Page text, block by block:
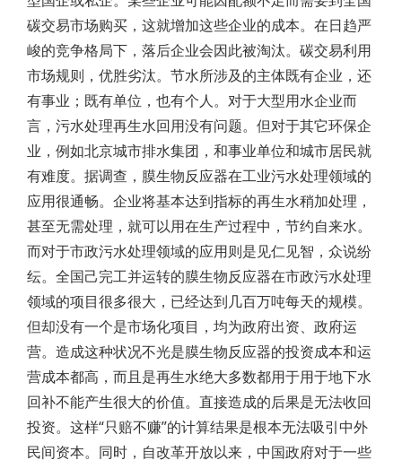
碳交易市场购买，这就增加这些企业的成本。在日趋严
峻的竞争格局下，落后企业会因此被淘汰。碳交易利用
市场规则，优胜劣汰。节水所涉及的主体既有企业，还
有事业；既有单位，也有个人。对于大型用水企业而
言，污水处理再生水回用没有问题。但对于其它环保企
业，例如北京城市排水集团，和事业单位和城市居民就
有难度。据调查，膜生物反应器在工业污水处理领域的
应用很通畅。企业将基本达到指标的再生水稍加处理，
甚至无需处理，就可以用在生产过程中，节约自来水。
而对于市政污水处理领域的应用则是见仁见智，众说纷
纭。全国己完工并运转的膜生物反应器在市政污水处理
领域的项目很多很大，已经达到几百万吨每天的规模。
但却没有一个是市场化项目，均为政府出资、政府运
营。造成这种状况不光是膜生物反应器的投资成本和运
营成本都高，而且是再生水绝大多数都用于用于地下水
回补不能产生很大的价值。直接造成的后果是无法收回
投资。这样“只赔不赚”的计算结果是根本无法吸引中外
民间资本。同时，自改革开放以来，中国政府对于一些